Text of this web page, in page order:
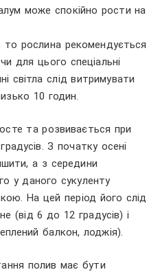
може спокійно рости на
рослина рекомендується
для цього спеціальні
світла слід витримувати
10 годин.
та розвивається при
З початку осені
а з середини
у даного сукуленту
На цей період його слід
(від 6 до 12 градусів) і
балкон, лоджія).
полив має бути